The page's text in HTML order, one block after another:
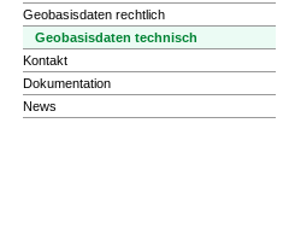
Geobasisdaten rechtlich
Geobasisdaten technisch
Kontakt
Dokumentation
News